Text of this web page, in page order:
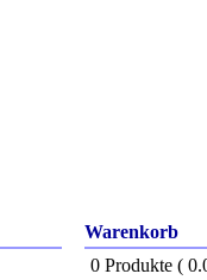
Warenkorb
0 Produkte (